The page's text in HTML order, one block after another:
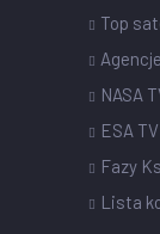
Top
NASA
ESA TV
Fazy
Lista